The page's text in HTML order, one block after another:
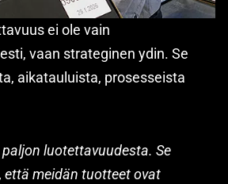
ei ole vain
vaan strateginen ydin. Se
aikatauluista, prosesseista
luotettavuudesta. Se
meidän tuotteet ovat